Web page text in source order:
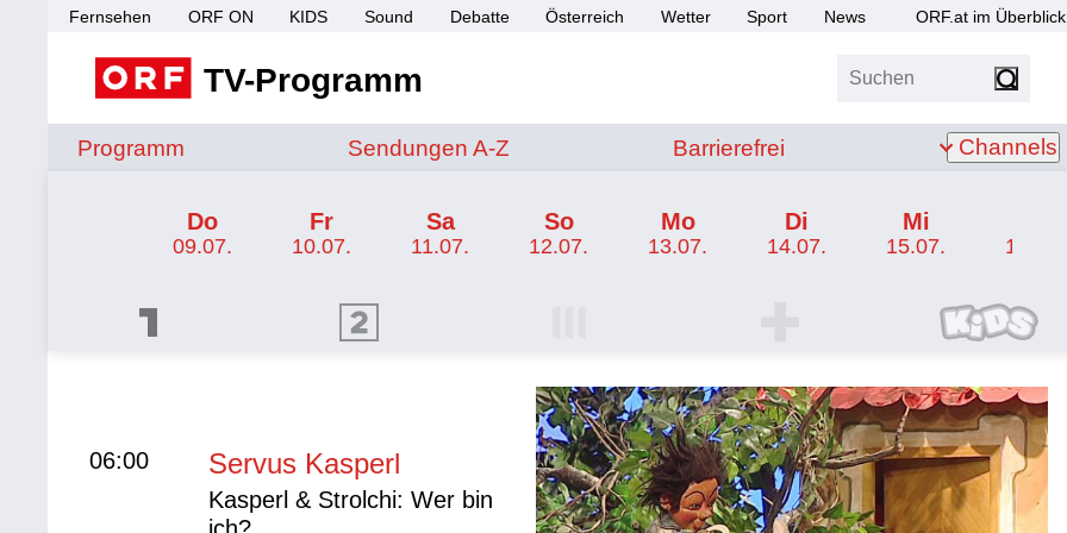
Fernsehen ORF ON KIDS Sound Debatte Österreich Wetter Sport News ORF.at im Überblick
TV-Programm Suchen
Programm Sendungen von A bis Z
Sendungen A-Z Barrierefrei
Barrierefrei Channels
Do
09.07.
Fr
10.07.
Sa
11.07.
So
12.07.
Mo
13.07.
Di
14.07.
Mi
15.07. 16.07.
ORF 2 Programm ORF KIDS Programm
06:00 Servus Kasperl
Kasperl & Strolchi: Wer bin
ich?